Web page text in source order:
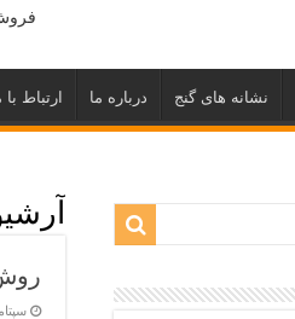
نشانه های گنج درباره ما ارتباط با
سپتامبر